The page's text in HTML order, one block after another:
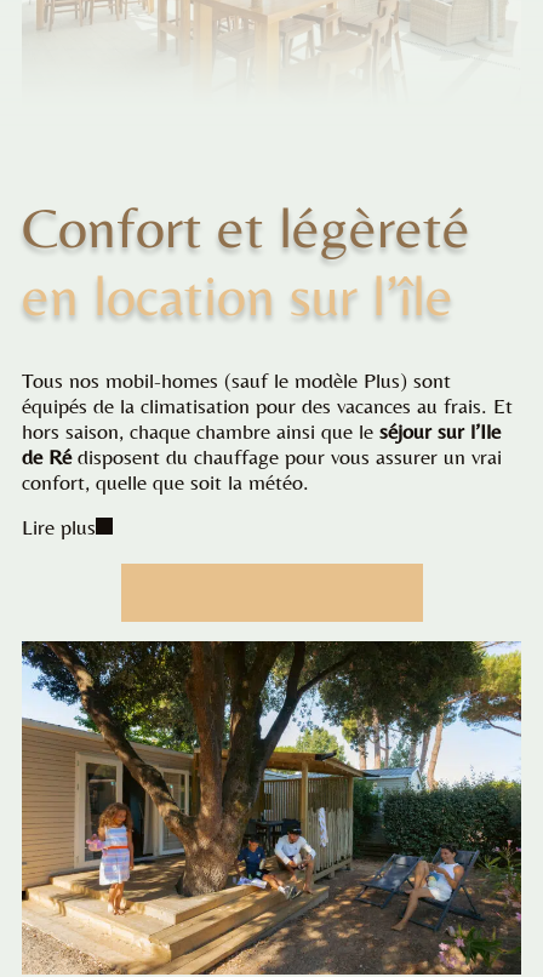
Confort et légèreté
en location sur l’île
Tous nos mobil-homes (sauf le modèle Plus) sont
équipés de la climatisation pour des vacances au frais. Et
hors saison, chaque chambre ainsi que le séjour sur l’Ile
de Rédisposent du chauffage pour vous assurer un vrai
confort, quelle que soit la météo.
Lire plus